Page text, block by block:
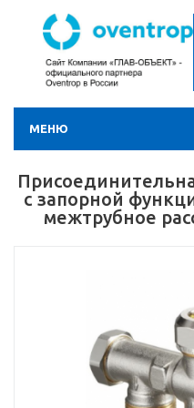
МЕНЮ
с запорной
межтрубное